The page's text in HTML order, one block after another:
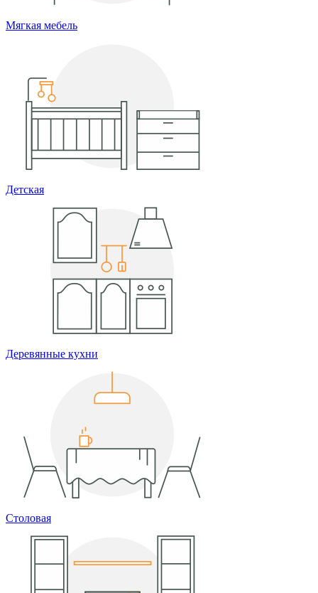
Мягкая мебель
Детская
Деревянные кухни
Столовая